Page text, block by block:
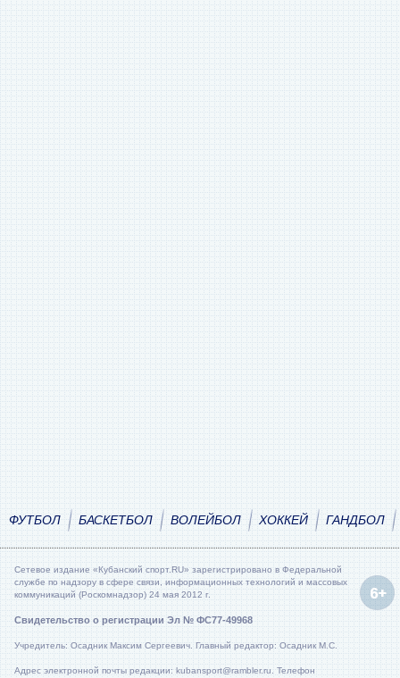
ФУТБОЛ БАСКЕТБОЛ ВОЛЕЙБОЛ ХОККЕЙ ГАНДБОЛ
Сетевое издание «Кубанский спорт.RU» зарегистрировано в Федеральной
службе по надзору в сфере связи, информационных технологий и массовых
коммуникаций (Роскомнадзор) 24 мая 2012 г.
Свидетельство о регистрации Эл № ФС77-49968
Учредитель: Осадник Максим Сергеевич. Главный редактор: Осадник М.С.
Адрес электронной почты редакции: kubansport@rambler.ru. Телефон